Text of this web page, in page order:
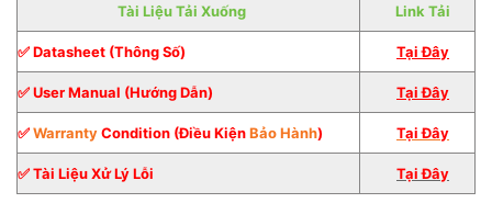
Tài Liệu Tải Xuống Link Tải
✅ Datasheet (Thông Số) Tại Đây
✅ User Manual (Hướng Dẫn) Tại Đây
✅WarrantyCondition (Điều KiệnBảo Hành) TạiĐây
✅ Tài Liệu Xử Lý Lỗi Tại Đây